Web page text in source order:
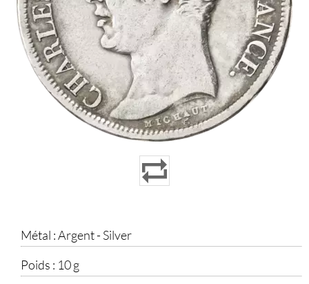
Métal :Argent - Silver
Poids : 10 g